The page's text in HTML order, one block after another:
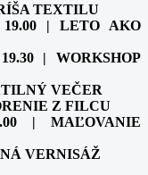
RÍŠA TEXTILU
| LETO AKO
| WORKSHOP
VEČER
Z FILCU
| MAĽOVANIE
VERNISÁŽ